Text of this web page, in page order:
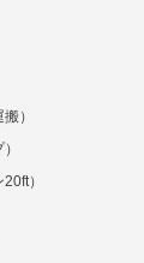
）
）